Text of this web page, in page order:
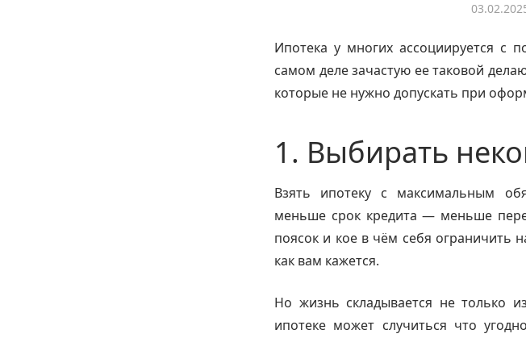
Ипотека у многих ассоциируется
самом деле зачастую ее таковой
которые не нужно допускать при
1. Выбирать
Взять ипотеку с максимальным
меньше срок кредита — меньше
поясок и кое в чём себя ограничить
как вам кажется.
Но жизнь складывается не только
ипотеке может случиться что